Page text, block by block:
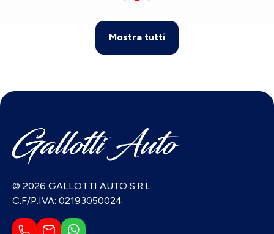
Mostra tutti
© 2026 GALLOTTI AUTO S.R.L.
C.F/P.IVA: 02193050024